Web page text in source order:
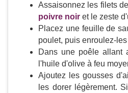
Assaisonnez les filets
poivre noir et le zeste
Placez une feuille de
poulet, puis enroulez-
Dans une poêle allant
l'huile d'olive à feu
Ajoutez les gousses
les dorer légèrement.